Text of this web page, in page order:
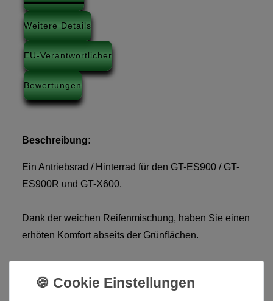
Weitere Details
EU-Verantwortlicher
Bewertungen
Beschreibung:
Ein Antriebsrad / Hinterrad für den GT-ES900 / GT-
ES900R und GT-X600.
Dank der weichen Reifenmischung, haben Sie einen
erhöten Komfort abseits der Grünflächen.
den Golftrolley ruhiger laufen, ohne lässtige